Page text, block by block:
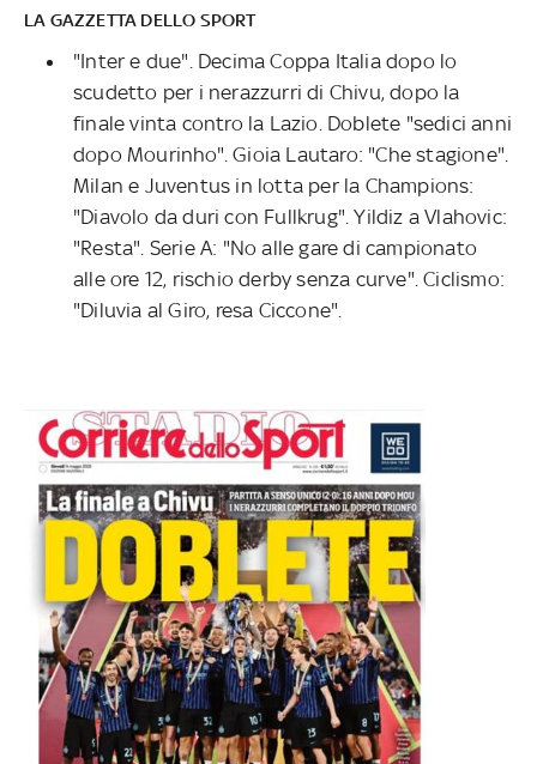
LA GAZZETTA DELLO SPORT
"Inter e due". Decima Coppa Italia dopo lo
scudetto per i nerazzurri di Chivu, dopo la
finale vinta contro la Lazio. Doblete "sedici anni
dopo Mourinho". Gioia Lautaro: "Che stagione".
Milan e Juventus in lotta per la Champions:
"Diavolo da duri con Fullkrug". Yildiz a Vlahovic:
"Resta". Serie A: "No alle gare di campionato
alle ore 12, rischio derby senza curve". Ciclismo:
"Diluvia al Giro, resa Ciccone".